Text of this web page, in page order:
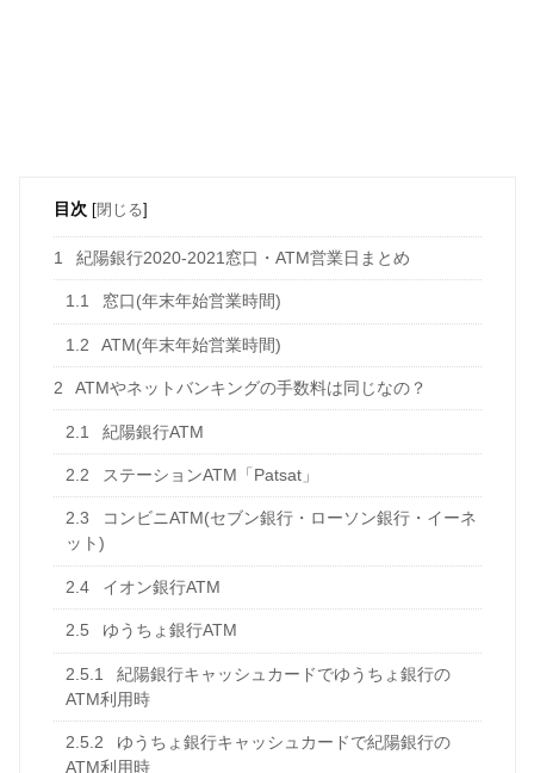
目次 [閉じる]
1 紀陽銀行2020-2021窓口・ATM営業日まとめ
1.1 窓口(年末年始営業時間)
1.2 ATM(年末年始営業時間)
2 ATMやネットバンキングの手数料は同じなの？
2.1 紀陽銀行ATM
2.2 ステーションATM「Patsat」
2.3
コンビニATM(セブン銀行・ローソン銀行・イーネ
ット)
2.4 イオン銀行ATM
2.5 ゆうちょ銀行ATM
2.5.1
紀陽銀行キャッシュカードでゆうちょ銀行の
ATM利用時
2.5.2
ゆうちょ銀行キャッシュカードで紀陽銀行の
ATM利用時